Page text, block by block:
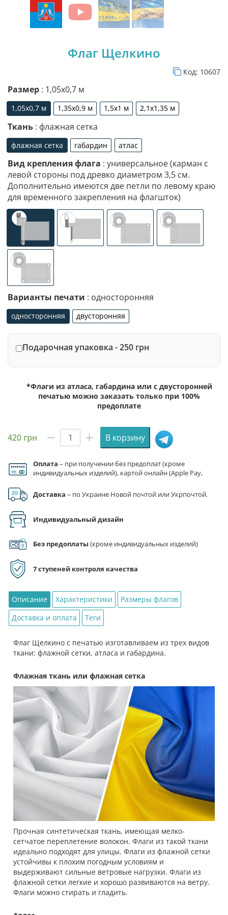
Флаг Щелкино
Код: 10607
Размер : 1,05х0,7 м
1,05х0,7 м
1,05х0,7 м
1,35х0,9 м
1,35х0,9 м
1,5х1 м
1,5х1 м
2,1х1,35 м
2,1х1,35 м
Ткань : флажная сетка
флажная сетка
флажная сетка
габардин
габардин
атлас
атлас
Вид крепления флага : универсальное (карман с
левой стороны под древко диаметром 3,5 см.
Дополнительно имеются две петли по левому краю
для временного закрепления на флагшток)
Варианты печати : односторонняя
односторонняя
односторонняя
двусторонняя
двусторонняя
Подарочная упаковка - 250 грн
*Флаги из атласа, габардина или с двусторонней
печатью можно заказать только при 100%
предоплате
420 грн
Количество
Флаг
Щелкино
В корзину
Оплата – при получении без предоплат (кроме
индивидуальных изделий), картой онлайн (Apple Pay,
Доставка – по Украине Новой почтой или Укрпочтой.
Индивидуальный дизайн
Без предоплаты (кроме индивидуальных изделий)
7 ступеней контроля качества
Описание Характеристики
Размеры флагов
Доставка и оплата
Теги
Флаг Щелкино с печатью изготавливаем из трех видов
ткани: флажной сетки, атласа и габардина.
Флажная ткань или флажная сетка
Прочная синтетическая ткань, имеющая мелко-
сетчатое переплетение волокон. Флаги из такой ткани
идеально подходят для улицы. Флаги из флажной сетки
устойчивы к плохим погодным условиям и
выдерживают сильные ветровые нагрузки. Флаги из
флажной сетки легкие и хорошо развиваются на ветру.
Флаги можно стирать и гладить.